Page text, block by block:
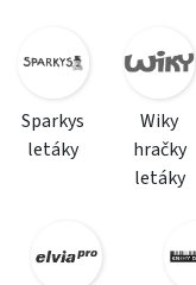
Sparkys
letáky
Wiky
hračky
letáky